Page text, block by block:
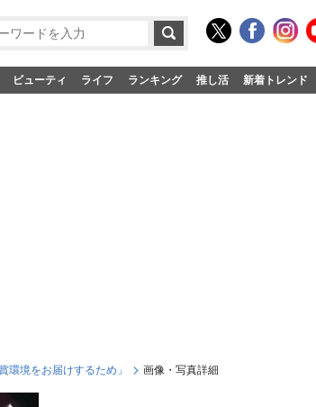
ビューティ ライフ ランキング 推し活 新着トレンド
境をお届けするため」 画像・写真詳細